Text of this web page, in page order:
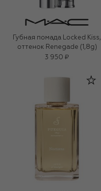
Губная помада Locked Kiss,
оттенок Renegade (1,8g)
3 950 ₽